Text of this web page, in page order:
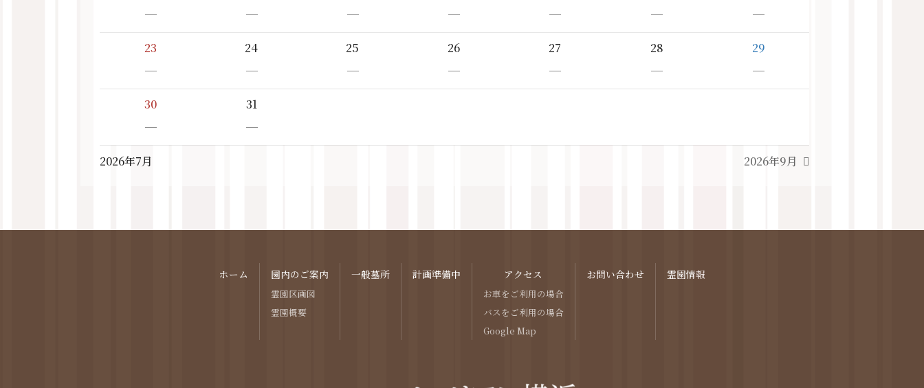
－ － － － － － －
23
－
24
－
25
－
26
－
27
－
28
－
29
－
30
－
31
－
2026年7月 2026年9月
ホーム 園内のご案内
霊園区画図
霊園概要
一般墓所 計画準備中 アクセス
お車をご利用の場合
バスをご利用の場合
Google Map
お問い合わせ 霊園情報